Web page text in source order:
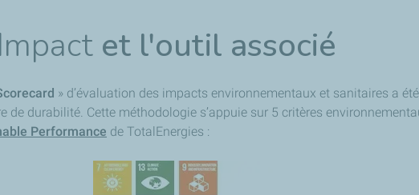
et l'outil associé
» d’évaluation des impacts environnementaux et sanitaires a
durabilité. Cette méthodologie s’appuie sur 5 critères
Performance de TotalEnergies :